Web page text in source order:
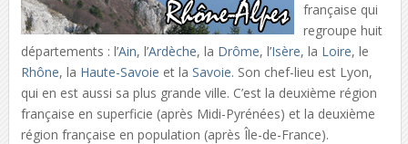
française qui
regroupe huit
départements : l’Ain, l’Ardèche, la Drôme, l’Isère, la Loire, le
Rhône, la Haute-Savoie et la Savoie. Son chef-lieu est Lyon,
qui en est aussi sa plus grande ville. C’est la deuxième région
française en superficie (après Midi-Pyrénées) et la deuxième
région française en population (après Île-de-France).